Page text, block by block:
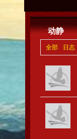
动静
全部 日志